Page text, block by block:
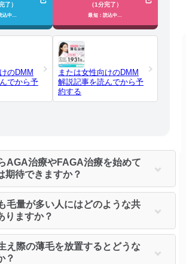
了）
込中…
のDMM
でから予
（1分完了）
最短：読込中…
または女性向けのDMM
解説記事を読んでから予
約する
AGA治療やFAGA治療を始めて
期待できますか？
毛量が多い人にはどのような共
りますか？
え際の薄毛を放置するとどうな
？